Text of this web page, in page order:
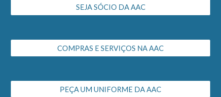
SEJA SÓCIO DA AAC
COMPRAS E SERVIÇOS NA AAC
PEÇA UM UNIFORME DA AAC